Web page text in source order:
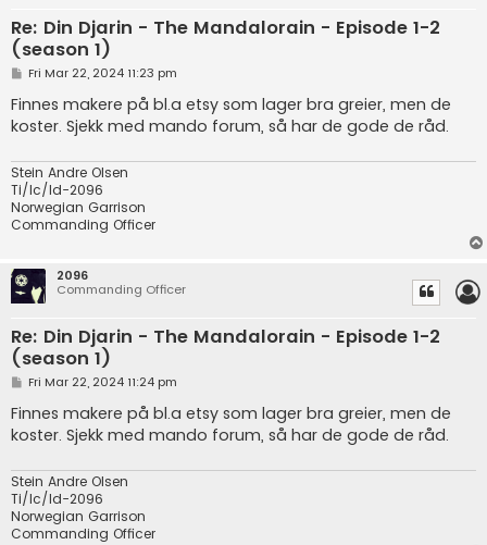
Re: Din Djarin - The Mandalorain - Episode 1-2
(season 1)
P
s
t
Fri Mar 22, 2024 11:23 pm
Finnes makere på bl.a etsy som lager bra greier, men de
koster. Sjekk med mando forum, så har de gode de råd.
Stein Andre Olsen
Ti/Ic/Id-2096
Norwegian Garrison
Commanding Officer
2096
Commanding Officer
Re: Din Djarin - The Mandalorain - Episode 1-2
(season 1)
P
s
t
Fri Mar 22, 2024 11:24 pm
Finnes makere på bl.a etsy som lager bra greier, men de
koster. Sjekk med mando forum, så har de gode de råd.
Stein Andre Olsen
Ti/Ic/Id-2096
Norwegian Garrison
Commanding Officer